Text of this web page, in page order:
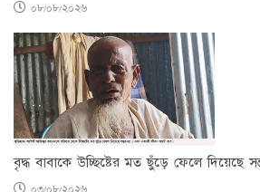
০৮/০৮/২০২৬
বৃদ্ধ বাবাকে উচ্ছিষ্টের মত ছুঁড়ে ফেলে দিয়েছে